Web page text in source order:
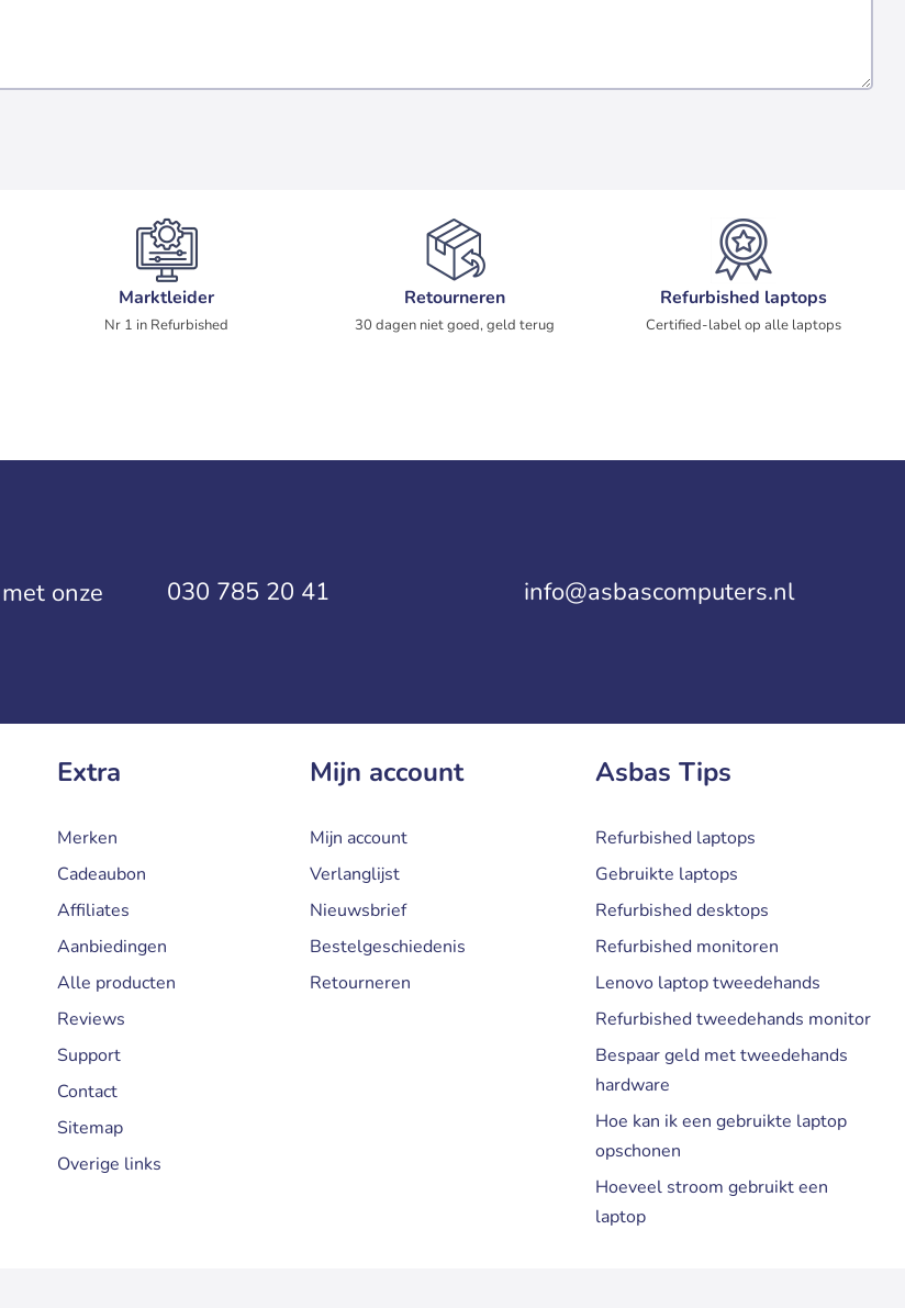
Marktleider
Nr 1 in Refurbished
Retourneren
30 dagen niet goed, geld terug
Refurbished laptops
Certified-label op alle laptops
onze
030 785 20 41 info@asbascomputers.nl
Extra
Merken
Cadeaubon
Affiliates
Aanbiedingen
Alle producten
Reviews
Support
Contact
Sitemap
Overige links
Mijn account
Mijn account
Verlanglijst
Nieuwsbrief
Bestelgeschiedenis
Retourneren
Asbas Tips
Refurbished laptops
Gebruikte laptops
Refurbished desktops
Refurbished monitoren
Lenovo laptop tweedehands
Refurbished tweedehands monitor
Bespaar geld met tweedehands
hardware
Hoe kan ik een gebruikte laptop
opschonen
Hoeveel stroom gebruikt een
laptop